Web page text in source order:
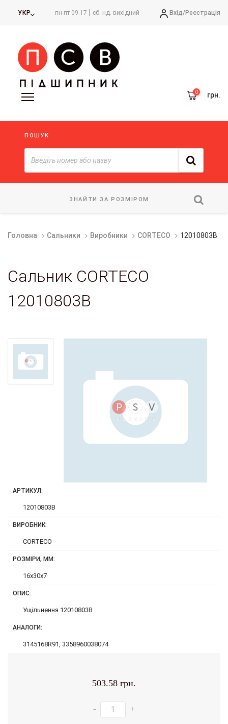
УКР пн-пт 09-17 сб.-нд. вихідний Вхід/Реєстрація
грн.
ПОШУК
ЗНАЙТИ ЗА РОЗМІРОМ
Головна Сальники Виробники CORTECO 12010803B
Сальник CORTECO
12010803B
АРТИКУЛ:
12010803B
ВИРОБНИК:
CORTECO
РОЗМІРИ, ММ:
16x30x7
ОПИС:
Ущільнення 12010803B
АНАЛОГИ:
3145168R91, 3358960038074
503.58 грн.
- +